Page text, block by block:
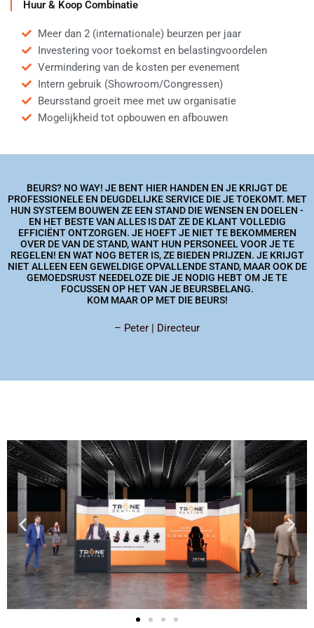
Huur & Koop Combinatie
Meer dan 2 (internationale) beurzen per jaar
Investering voor toekomst en belastingvoordelen
Vermindering van de kosten per evenement
Intern gebruik (Showroom/Congressen)
Beursstand groeit mee met uw organisatie
Mogelijkheid tot opbouwen en afbouwen
BEURS? NO WAY! JE BENT HIER HANDEN EN JE KRIJGT DE
PROFESSIONELE EN DEUGDELIJKE SERVICE DIE JE TOEKOMT. MET
HUN SYSTEEM BOUWEN ZE EEN STAND DIE WENSEN EN DOELEN -
EN HET BESTE VAN ALLES IS DAT ZE DE KLANT VOLLEDIG
EFFICIËNT ONTZORGEN. JE HOEFT JE NIET TE BEKOMMEREN
OVER DE VAN DE STAND, WANT HUN PERSONEEL VOOR JE TE
REGELEN! EN WAT NOG BETER IS, ZE BIEDEN PRIJZEN. JE KRIJGT
NIET ALLEEN EEN GEWELDIGE OPVALLENDE STAND, MAAR OOK DE
GEMOEDSRUST NEEDELOZE DIE JE NODIG HEBT OM JE TE
FOCUSSEN OP HET VAN JE BEURSBELANG.
KOM MAAR OP MET DIE BEURS!
– Peter | Directeur